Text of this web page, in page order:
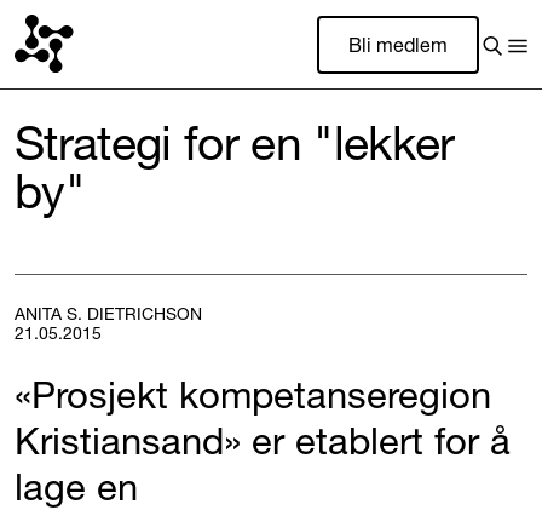
Bli medlem
Strategi for en "lekker
by"
ANITA S. DIETRICHSON
21.05.2015
«Prosjekt kompetanseregion
Kristiansand» er etablert for å
lage en